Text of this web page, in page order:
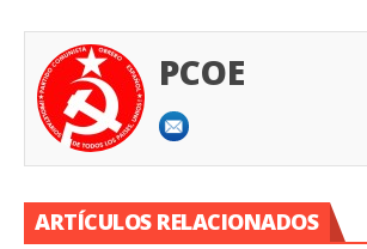
PCOE
ARTÍCULOS RELACIONADOS